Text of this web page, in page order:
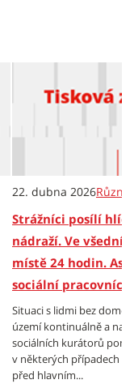
22. dubna 2026Různé
Strážníci posílí
nádraží. Ve všední
místě 24 hodin.
sociální pracovníci
Situaci s lidmi bez
území kontinuálně a
sociálních kurátorů
v některých případech
před hlavním...